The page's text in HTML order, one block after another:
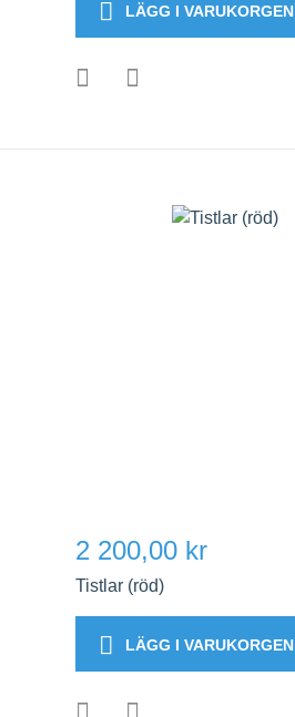
LÄGG I VARUKORGEN
2 200,00 kr
Tistlar (röd)
LÄGG I VARUKORGEN